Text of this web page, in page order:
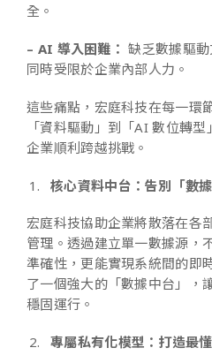
全。
– AI 導入困難： 缺乏數據驅動
同時受限於企業內部人力。
這些痛點，宏庭科技在每一環
「資料驅動」到「AI 數位轉
企業順利跨越挑戰。
核心資料中台：告別「數
宏庭科技協助企業將散落在各
管理。透過建立單一數據源，
準確性，更能實現系統間的即
了一個強大的「數據中台」，
穩固運行。
專屬私有化模型：打造最